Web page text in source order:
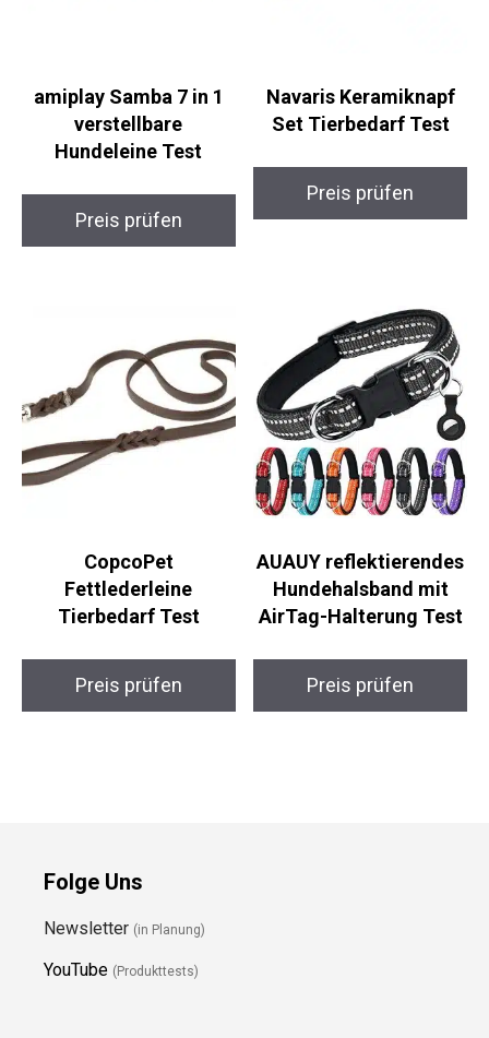
amiplay Samba 7 in 1
verstellbare
Hundeleine Test
Preis prüfen
Navaris Keramiknapf
Set Tierbedarf Test
Preis prüfen
CopcoPet
Fettlederleine
Tierbedarf Test
Preis prüfen
AUAUY reflektierendes
Hundehalsband mit
AirTag-Halterung Test
Preis prüfen
Folge Uns
Newsletter (in Planung)
YouTube (Produkttests)